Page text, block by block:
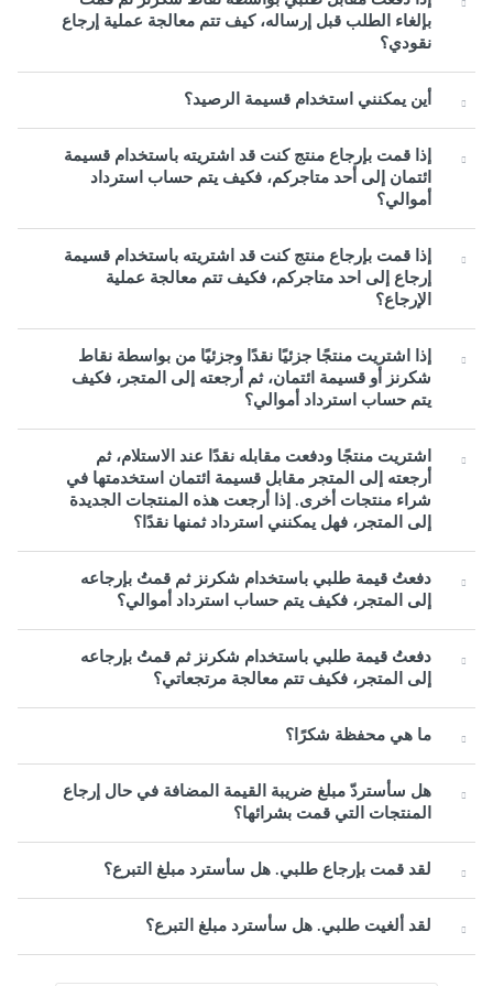
بإلغاء الطلب قبل إرساله، كيف تتم معالجة عملية إرجاع
نقودي؟
أين يمكنني استخدام قسيمة الرصيد؟
إذا قمت بإرجاع منتج كنت قد اشتريته باستخدام قسيمة
ائتمان إلى أحد متاجركم، فكيف يتم حساب استرداد
أموالي؟
إذا قمت بإرجاع منتج كنت قد اشتريته باستخدام قسيمة
إرجاع إلى احد متاجركم، فكيف تتم معالجة عملية
الإرجاع؟
إذا اشتريت منتجًا جزئيًا نقدًا وجزئيًا من بواسطة نقاط
شكرنز أو قسيمة ائتمان، ثم أرجعته إلى المتجر، فكيف
يتم حساب استرداد أموالي؟
اشتريت منتجًا ودفعت مقابله نقدًا عند الاستلام، ثم
أرجعته إلى المتجر مقابل قسيمة ائتمان استخدمتها في
شراء منتجات أخرى. إذا أرجعت هذه المنتجات الجديدة
إلى المتجر، فهل يمكنني استرداد ثمنها نقدًا؟
دفعتُ قيمة طلبي باستخدام شكرنز ثم قمتُ بإرجاعه
إلى المتجر، فكيف يتم حساب استرداد أموالي؟
دفعتُ قيمة طلبي باستخدام شكرنز ثم قمتُ بإرجاعه
إلى المتجر، فكيف تتم معالجة مرتجعاتي؟
ما هي محفظة شكرًا؟
هل سأستردّ مبلغ ضريبة القيمة المضافة في حال إرجاع
المنتجات التي قمت بشرائها؟
لقد قمت بإرجاع طلبي. هل سأسترد مبلغ التبرع؟
لقد ألغيت طلبي. هل سأسترد مبلغ التبرع؟